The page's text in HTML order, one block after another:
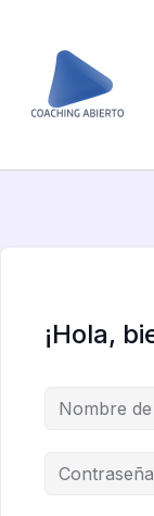
contenido
¡Hola,